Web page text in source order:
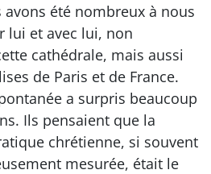
avons été nombreux à nous
lui et avec lui, non
cathédrale, mais aussi
de Paris et de France.
a surpris beaucoup
Ils pensaient que la
chrétienne, si souvent
mesurée, était le